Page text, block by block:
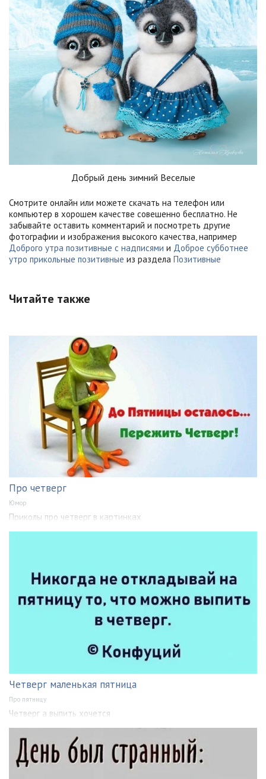
Добрый день зимний Веселые
Смотрите онлайн или можете скачать на телефон или
компьютер в хорошем качестве совешенно бесплатно. Не
забывайте оставить комментарий и посмотреть другие
фотографии и изображения высокого качества, например
Доброго утра позитивные с надписями и Доброе субботнее
утро прикольные позитивные из раздела Позитивные
Читайте также
Про четверг
Юмор
Приколы про четверг в картинках
Четверг маленькая пятница
Про пятницу
Четверг а выпить хочется